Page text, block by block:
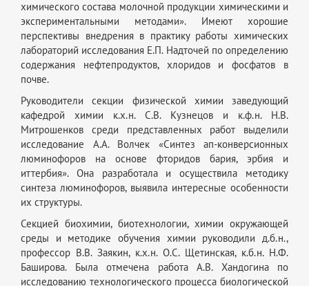
химического состава молочной продукции химическими и
экспериментальными методами». Имеют хорошие
перспективы внедрения в практику работы химических
лабораторий исследования Е.П. Надточей по определению
содержания нефтепродуктов, хлоридов и фосфатов в
почве.
Руководители секции физической химии заведующий
кафедрой химии к.х.н. С.В. Кузнецов и к.ф.н. Н.В.
Митрошенков среди представленных работ выделили
исследование А.А. Волчек «Синтез ап-конверсионных
люминофоров на основе фторидов бария, эрбия и
иттербия». Она разработала и осуществила методику
синтеза люминофоров, выявила интересные особенности
их структуры.
Секцией биохимии, биотехнологии, химии окружающей
среды и методике обучения химии руководили д.б.н.,
профессор В.В. Заякин, к.х.н. О.С. Щетинская, к.б.н. Н.Ф.
Баширова. Была отмечена работа А.В. Хандогина по
исследованию технологического процесса биологической